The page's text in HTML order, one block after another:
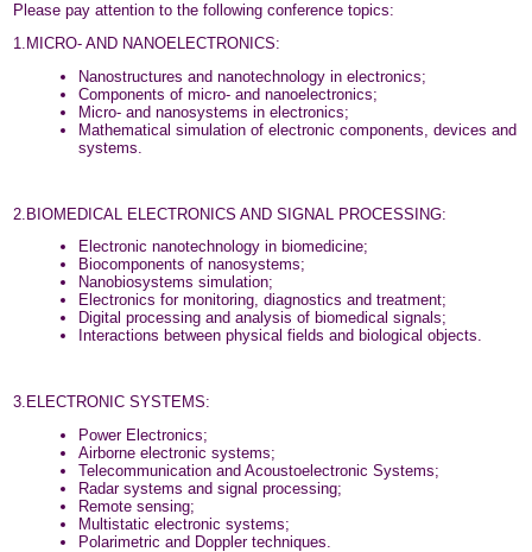
Please pay attention to the following conference topics:
1.MICRO- AND NANOELECTRONICS:
Nanostructures and nanotechnology in electronics;
Components of micro- and nanoelectronics;
Micro- and nanosystems in electronics;
Mathematical simulation of electronic components, devices and
systems.
2.BIOMEDICAL ELECTRONICS AND SIGNAL PROCESSING:
Electronic nanotechnology in biomedicine;
Biocomponents of nanosystems;
Nanobiosystems simulation;
Electronics for monitoring, diagnostics and treatment;
Digital processing and analysis of biomedical signals;
Interactions between physical fields and biological objects.
3.ELECTRONIC SYSTEMS:
Power Electronics;
Airborne electronic systems;
Telecommunication and Acoustoelectronic Systems;
Radar systems and signal processing;
Remote sensing;
Multistatic electronic systems;
Polarimetric and Doppler techniques.